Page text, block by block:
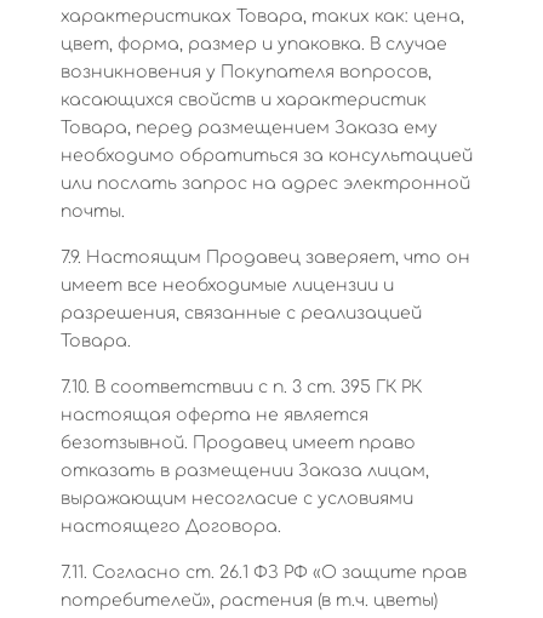
характеристиках Товара, таких как: цена,
цвет, форма, размер и упаковка. В случае
возникновения у Покупателя вопросов,
касающихся свойств и характеристик
Товара, перед размещением Заказа ему
необходимо обратиться за консультацией
или послать запрос на адрес электронной
почты.
7.9. Настоящим Продавец заверяет, что он
имеет все необходимые лицензии и
разрешения, связанные с реализацией
Товара.
7.10. В соответствии с п. 3 ст. 395 ГК РК
настоящая оферта не является
безотзывной. Продавец имеет право
отказать в размещении Заказа лицам,
выражающим несогласие с условиями
настоящего Договора.
7.11. Согласно ст. 26.1 ФЗ РФ «О защите прав
потребителей», растения (в т.ч. цветы)